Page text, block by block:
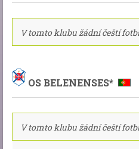
V tomto klubu žádní čeští
OS BELENENSES*
V tomto klubu žádní čeští